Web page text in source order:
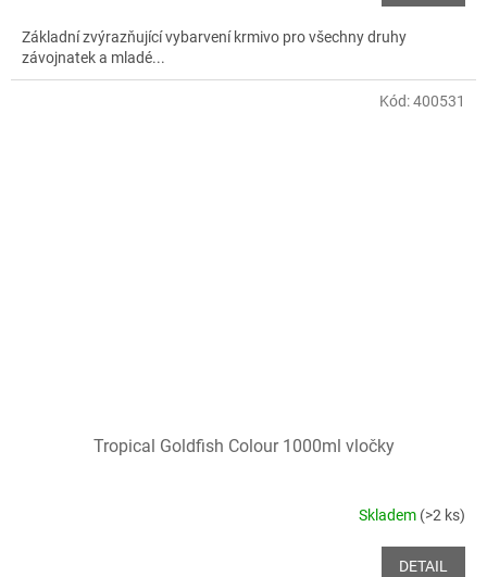
Základní zvýrazňující vybarvení krmivo pro všechny druhy
závojnatek a mladé...
Tropical Goldfish Colour 1000ml vločky
Skladem (>2 ks)
DETAIL
Kód:400531